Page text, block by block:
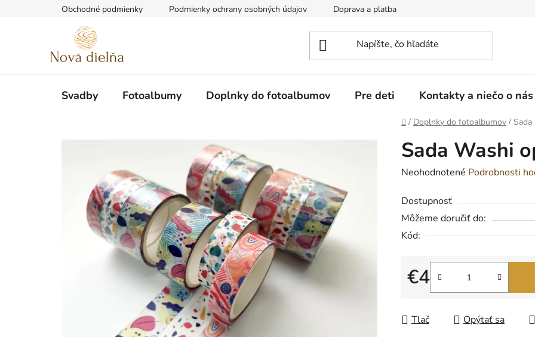
Obchodné podmienky Podmienky ochrany osobných údajov Doprava a platba
Svadby Fotoalbumy Doplnky do fotoalbumov Pre deti Kontakty a niečo o nás
Domov
/ Doplnky do fotoalbumov /
Sada Washi
Priemerné
produktu
je
0,0
hviezdičiek.
Neohodnotené Podrobnosti
Dostupnosť
Môžeme doručiť do:
Kód:
€4
Jednotková cena:
Tlač Opýtať sa